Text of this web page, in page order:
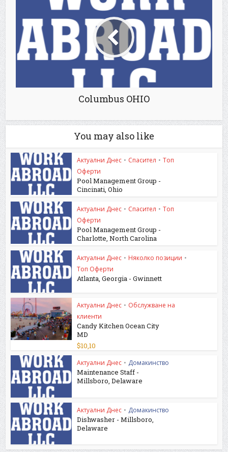
Columbus OHIO
You may also like
Актуални Днес • Спасител • Топ
Оферти
Pool Management Group -
Cincinati, Ohio
Актуални Днес • Спасител • Топ
Оферти
Pool Management Group -
Charlotte, North Carolina
Актуални Днес • Няколко позиции •
Топ Оферти
Atlanta, Georgia - Gwinnett
Актуални Днес • Обслужване на
клиенти
Candy Kitchen Ocean City
MD
Актуални Днес • Домакинство
Maintenance Staff -
Millsboro, Delaware
Актуални Днес • Домакинство
Dishwasher - Millsboro,
Delaware